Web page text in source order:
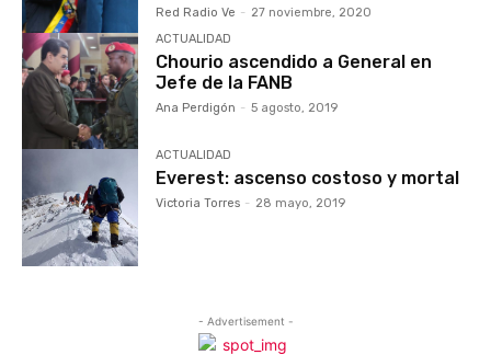
Red Radio Ve - 27 noviembre, 2020
ACTUALIDAD
Chourio ascendido a General en
Jefe de la FANB
Ana Perdigón - 5 agosto, 2019
ACTUALIDAD
Everest: ascenso costoso y mortal
Victoria Torres - 28 mayo, 2019
- Advertisement -